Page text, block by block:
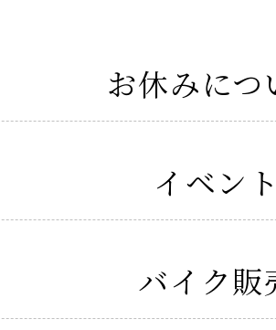
お休みにつ
イベン
バイク販